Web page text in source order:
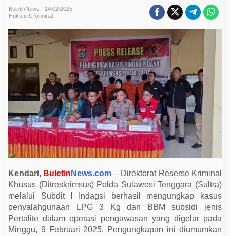
P
o
l
d
a
S
l
t
a
U
n
g
k
a
P
e
n
y
a
g
BuletinNews
14/02/2025
Hukum & Kriminal
Kendari, Buletin News.com – Direktorat Reserse Kriminal
Khusus (Ditreskrimsus) Polda Sulawesi Tenggara (Sultra)
melalui Subdit I Indagsi berhasil mengungkap kasus
penyalahgunaan LPG 3 Kg dan BBM subsidi jenis
Pertalite dalam operasi pengawasan yang digelar pada
Minggu, 9 Februari 2025. Pengungkapan ini diumumkan